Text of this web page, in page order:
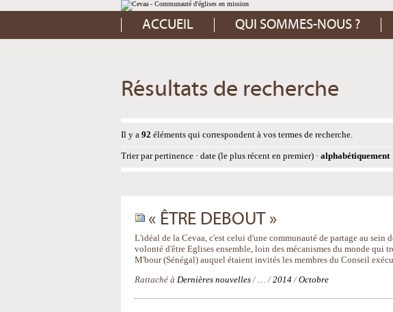
Aller
au
contenu.
Aller
à
Outils
personnels
ACCUEIL QUI SOMMES-NOUS ?
Résultats de recherche
Il y a 92 éléments qui correspondent à vos termes de recherche.
Trier par pertinence · date (le plus récent en premier) · alphabétiquement
« ÊTRE DEBOUT »
L'idéal de la Cevaa, c'est celui d'une communauté de partage au sein
volonté d'être Eglises ensemble, loin des mécanismes du monde qui
M'bour (Sénégal) auquel étaient invités les membres du Conseil
Rattaché à Dernières nouvelles /…/2014 /Octobre